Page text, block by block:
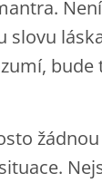
slovu
bude